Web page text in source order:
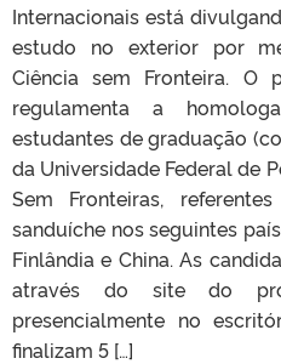
Internacionais está
estudo no exterior por
Ciência sem Fronteira. O
regulamenta a
estudantes de graduação
da Universidade Federal de
Sem Fronteiras,
sanduíche nos seguintes
Finlândia e China. As
através do site do
presencialmente no
finalizam 5 […]